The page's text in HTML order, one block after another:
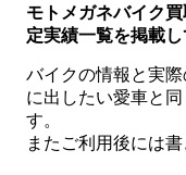
モトメガネバイク
定実績一覧を掲載し
バイクの情報と実
に出したい愛車と
す。
またご利用後には